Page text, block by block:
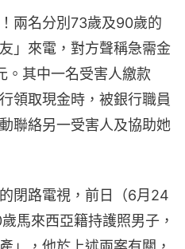
兩名分別73歲及90歲的
」來電，對方聲稱急需金
。其中一名受害人繳款
領取現金時，被銀行職員
聯絡另一受害人及協助她
閉路電視，前日（6月24
馬來西亞籍持護照男子，